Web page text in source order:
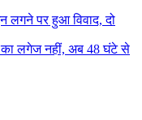
लगने पर हुआ विवाद, दो
का लगेज नहीं, अब 48 घंटे से